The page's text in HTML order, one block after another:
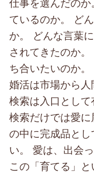
ているのか。 ど
か。 どんな言葉
されてきたのか
ち合いたいのか。
婚活は市場から
検索は入口とし
検索だけでは愛
の中に完成品と
い。 愛は、出会
この「育てる」と